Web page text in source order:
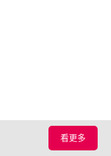
看更多